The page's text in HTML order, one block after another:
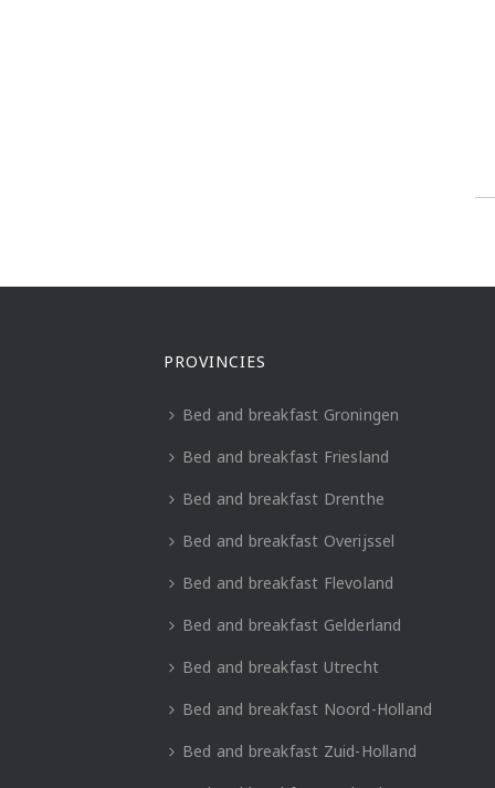
PROVINCIES
Bed and breakfast Groningen
Bed and breakfast Friesland
Bed and breakfast Drenthe
Bed and breakfast Overijssel
Bed and breakfast Flevoland
Bed and breakfast Gelderland
Bed and breakfast Utrecht
Bed and breakfast Noord-Holland
Bed and breakfast Zuid-Holland